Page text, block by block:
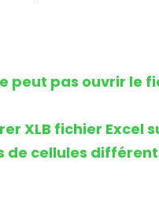
peut pas ouvrir le
XLB fichier Excel
de cellules